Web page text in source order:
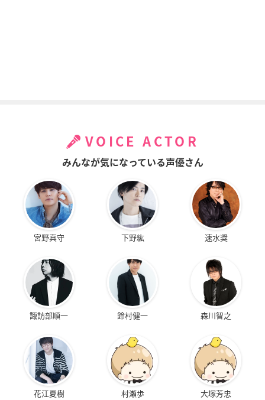
VOICE ACTOR
みんなが気になっている声優さん
宮野真守 下野紘 速水奨
諏訪部順一 鈴村健一 森川智之
花江夏樹 村瀬歩 大塚芳忠